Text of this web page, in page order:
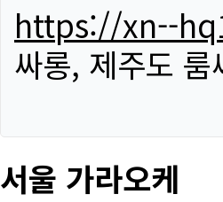
https://xn--
싸롱, 제주도
서울 가라오케